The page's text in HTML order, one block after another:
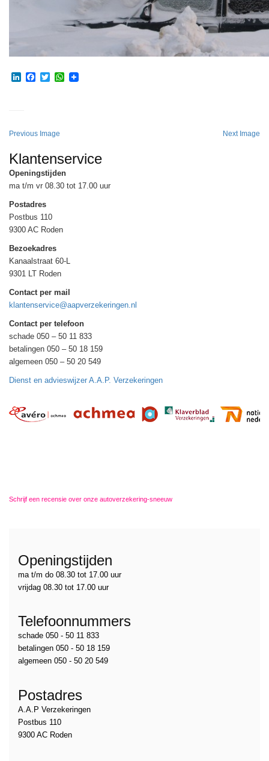
LinkedIn
Facebook
TwitterWhatsApp
Previous Image Next Image
Klantenservice
Openingstijden
ma t/m vr 08.30 tot 17.00 uur
Postadres
Postbus 110
9300 AC Roden
Bezoekadres
Kanaalstraat 60-L
9301 LT Roden
Contact per mail
klantenservice@aapverzekeringen.nl
Contact per telefoon
schade 050 – 50 11 833
betalingen 050 – 50 18 159
algemeen 050 – 50 20 549
Dienst en advieswijzer A.A.P. Verzekeringen
Schrijf een recensie over onze autoverzekering-sneeuw
Openingstijden
ma t/m do 08.30 tot 17.00 uur
vrijdag 08.30 tot 17.00 uur
Telefoonnummers
schade 050 - 50 11 833
betalingen 050 - 50 18 159
algemeen 050 - 50 20 549
Postadres
A.A.P Verzekeringen
Postbus 110
9300 AC Roden